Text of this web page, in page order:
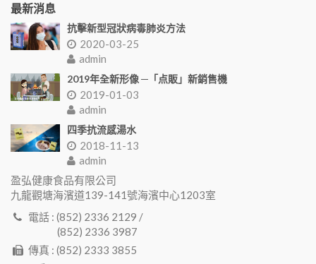
最新消息
抗擊新型冠狀病毒肺炎方法
2020-03-25
admin
2019年全新形像 ─「点販」新銷售機
2019-01-03
admin
四季抗流感湯水
2018-11-13
admin
盈弘健康食品有限公司
九龍觀塘海濱道139-141號海濱中心1203室
電話 : (852) 2336 2129 /
(852) 2336 3987
傳真 : (852) 2333 3855